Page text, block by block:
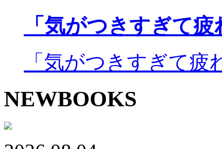
「気がつきすぎて
「気がつきすぎて
NEWBOOKS